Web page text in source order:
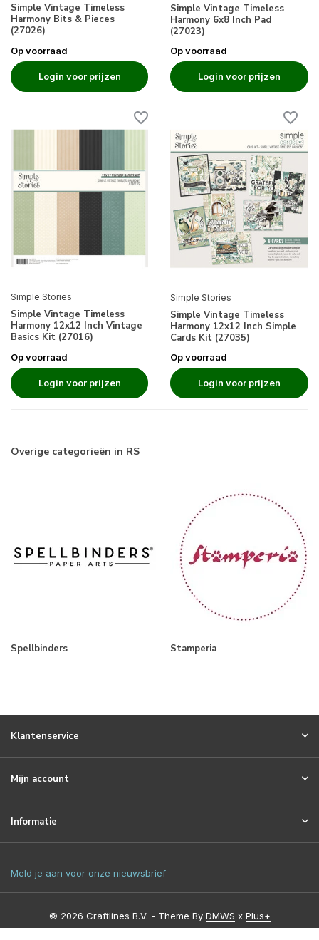
Simple Vintage Timeless
Harmony Bits & Pieces
(27026)
Op voorraad
Login voor prijzen
Simple Vintage Timeless
Harmony 6x8 Inch Pad
(27023)
Op voorraad
Login voor prijzen
Simple Stories
Simple Vintage Timeless
Harmony 12x12 Inch Vintage
Basics Kit (27016)
Op voorraad
Login voor prijzen
Simple Stories
Simple Vintage Timeless
Harmony 12x12 Inch Simple
Cards Kit (27035)
Op voorraad
Login voor prijzen
Overige categorieën in RS
Spellbinders Stamperia
Klantenservice
Mijn account
Informatie
Meld je aan voor onze nieuwsbrief
© 2026 Craftlines B.V. - Theme By DMWS x Plus+